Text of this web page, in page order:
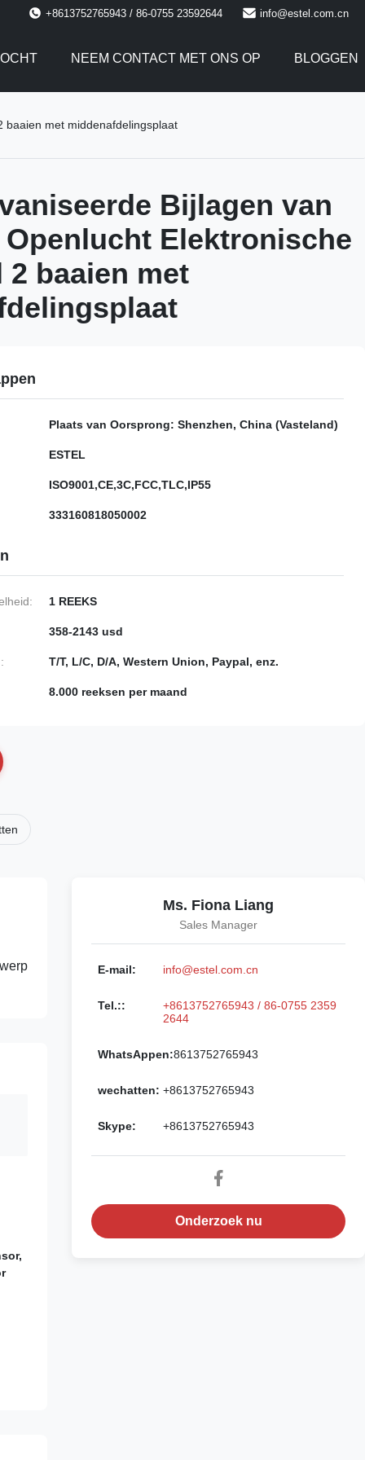
+8613752765943 / 86-0755 23592644 info@estel.com.cn
NEEM CONTACT MET ONS OP BLOGGEN
baaien met middenafdelingsplaat
Bijlagen van
Openlucht Elektronische
2 baaien met
Plaats van Oorsprong: Shenzhen, China (Vasteland)
ESTEL
ISO9001,CE,3C,FCC,TLC,IP55
333160818050002
1 REEKS
358-2143 usd
T/T, L/C, D/A, Western Union, Paypal, enz.
8.000 reeksen per maand
Ms. Fiona Liang
Sales Manager
E-mail: info@estel.com.cn
Tel.::
+8613752765943 / 86-0755 2359
2644
WhatsAppen:8613752765943
wechatten: +8613752765943
Skype: +8613752765943
Onderzoek nu